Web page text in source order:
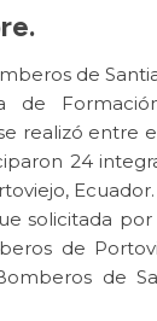
de
de
realizó entre
24
Ecuador.
solicitada
de
de